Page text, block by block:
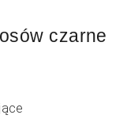
czarne